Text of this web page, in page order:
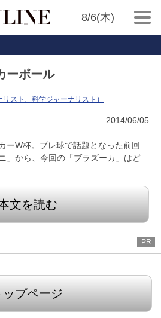
8/6(木)
ーボール
スト、科学ジャーナリスト）
2014/06/05
ーW杯。ブレ球で話題となった前回
」から、今回の「ブラズーカ」はど
文を読む
PR
ップページ